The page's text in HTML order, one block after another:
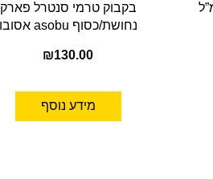
בקבוק טרמי סנטרל פארק
נחושת/כסוף asobu אסובו
₪130.00
מידע נוסף